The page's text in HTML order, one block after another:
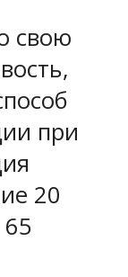
свою
при
20